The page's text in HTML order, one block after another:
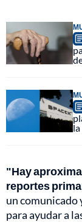
"Hay
reportes
un comunicado
para ayudar a